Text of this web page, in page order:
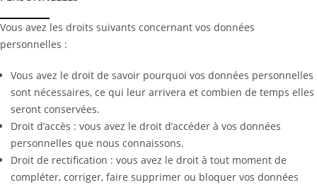
Vous avez les droits suivants concernant vos données
personnelles :
Vous avez le droit de savoir pourquoi vos données personnelles
sont nécessaires, ce qui leur arrivera et combien de temps elles
seront conservées.
Droit d’accès : vous avez le droit d’accéder à vos données
personnelles que nous connaissons.
Droit de rectification : vous avez le droit à tout moment de
compléter, corriger, faire supprimer ou bloquer vos données